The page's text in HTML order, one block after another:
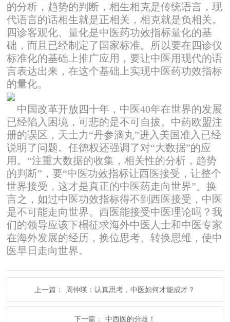
的分析，趋势的判断，相生相克是传统语言，现
代语言的话相生就是正相关，相克就是负相关。
四诊客观化、量化是中医药功效指标量化的基
础，而且已经制定了国家标准。所以要在四诊仪
标准化的基础上推广应用，要让中医用现代的语
言表达出来，在这个基础上实现中医药功效指标
的量化。
中国改革开放四十年，中医40年在世界的发展
已经陷入困境，可悲的是不可自拔。中药欧盟注
册的误区，天士力“丹参滴丸”进入美国准入已经
说明了问题。任德权还强调了对“大数据”的应
用。“注重大数据的收集，相关性的分析，趋势
的判断”，要“中医功效指标让西医接受，让整个
世界接受，这才是真正的中医药走向世界”。换
言之，如过中医功效指标得不到西医接受，中医
是不可能走向世界。西医能接受中医理论吗？我
们的领导应该下榻征求海外中医人士和中医专家
在海外发展的经历，换位思考、转换思维，使中
医早日走向世界。
上一篇： 周仲瑛：认真思考，中医如何才能成才？
下一篇： 中西医的分歧！